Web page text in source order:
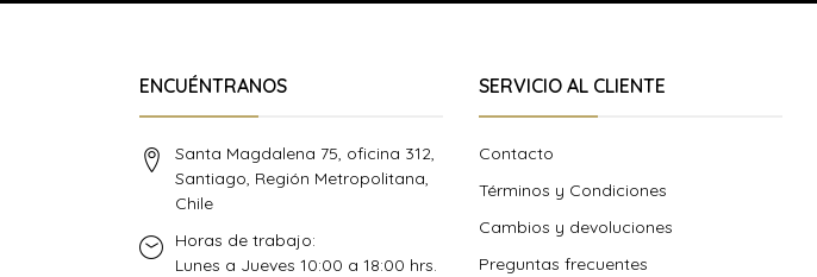
ENCUÉNTRANOS
Santa Magdalena 75, oficina 312,
Santiago, Región Metropolitana,
Chile
Horas de trabajo:
Lunes a Jueves 10:00 a 18:00 hrs.
SERVICIO AL CLIENTE
Contacto
Términos y Condiciones
Cambios y devoluciones
Preguntas frecuentes